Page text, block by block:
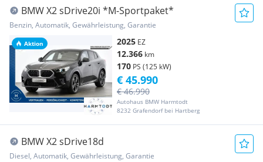
Aktion
BMW X2 sDrive20i *M-Sportpaket*
Benzin, Automatik, Gewährleistung, Garantie
2025 EZ
12.366 km
170 PS (125 kW)
Autohaus BMW Harmtodt
8232 Grafendorf bei Hartberg
€ 46.990
€ 45.990
BMW X2 sDrive18d
Diesel, Automatik, Gewährleistung, Garantie